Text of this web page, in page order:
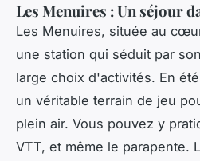
Les Menuires : Un séjour
Les Menuires, située au
une station qui séduit par
large choix d'activités. En
un véritable terrain de jeu
plein air. Vous pouvez y
VTT, et même le parapente.